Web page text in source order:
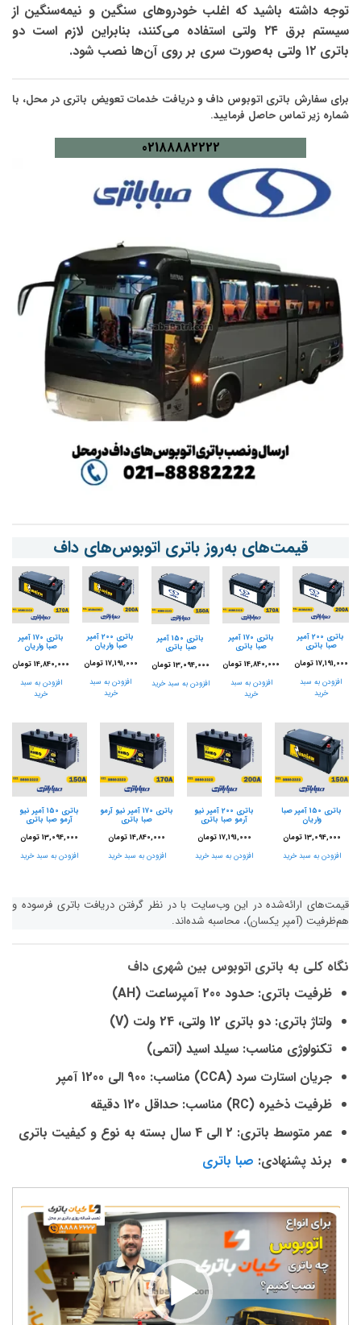
توجه داشته باشید که اغلب خودروهای سنگین و نیمه‌سنگین از
سیستم برق ۲۴ ولتی استفاده می‌کنند، بنابراین لازم است دو
باتری ۱۲ ولتی به‌صورت سری بر روی آن‌ها نصب شود.
برای سفارش باتری اتوبوس داف و دریافت خدمات تعویض باتری در محل، با
شماره زیر تماس حاصل فرمایید.
02188882222
قیمت‌های به‌روز باتری اتوبوس‌های داف
باتری 200 آمپر
صبا باتری
17,191,000 تومان
افزودن به سبد
خرید
باتری 170 آمپر
صبا باتری
14,840,000 تومان
افزودن به سبد
خرید
باتری 150 آمپر
صبا باتری
13,094,000 تومان
افزودن به سبد خرید
باتری 200 آمپر
صبا واریان
17,191,000 تومان
افزودن به سبد
خرید
باتری 170 آمپر
صبا واریان
14,840,000 تومان
افزودن به سبد
خرید
باتری 150 آمپر صبا
واریان
13,094,000 تومان
افزودن به سبد خرید
باتری 200 آمپر نیو
آرمو صبا باتری
17,191,000 تومان
افزودن به سبد خرید
باتری 170 آمپر نیو آرمو
صبا باتری
14,840,000 تومان
افزودن به سبد خرید
باتری 150 آمپر نیو
آرمو صبا باتری
13,094,000 تومان
افزودن به سبد خرید
قیمت‌های ارائه‌شده در این وب‌سایت با در نظر گرفتن دریافت باتری فرسوده و
هم‌ظرفیت (آمپر یکسان)، محاسبه شده‌اند.
نگاه کلی به باتری اتوبوس بین شهری داف
ظرفیت باتری: حدود 200 آمپر‌ساعت (AH)
ولتاژ باتری: دو باتری 12 ولتی، 24 ولت (V)
تکنولوژی مناسب: سیلد اسید (اتمی)
جریان استارت سرد (CCA) مناسب: 900 الی 1200 آمپر
ظرفیت ذخیره (RC) مناسب: حداقل 120 دقیقه
عمر متوسط باتری: 2 الی 4 سال بسته به نوع و کیفیت باتری
برند پشنهادی: صبا باتری
نمایشگر
ویدیو